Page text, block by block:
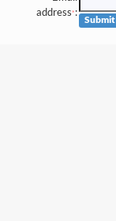
address*:
Submit